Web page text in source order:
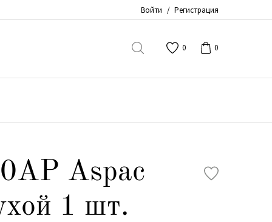
Войти / Регистрация
0 0
Aspac
1 шт.